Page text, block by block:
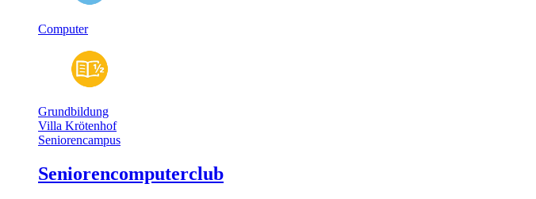
Computer
Grundbildung
Villa Krötenhof
Seniorencampus
Seniorencomputerclub